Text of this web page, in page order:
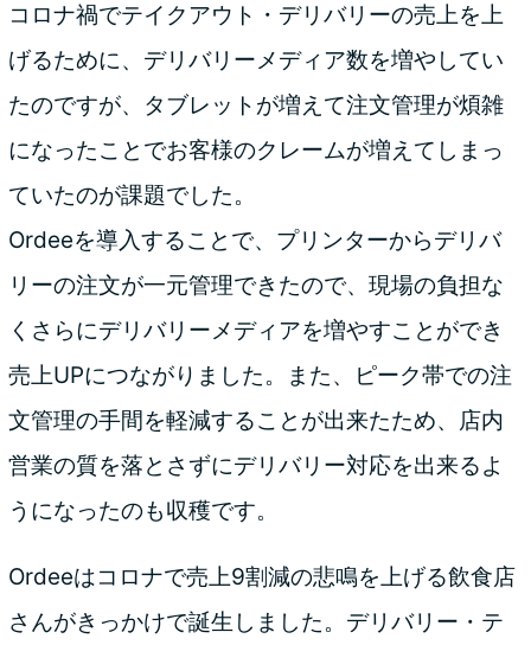
コロナ禍でテイクアウト・デリバリーの売上を上
げるために、デリバリーメディア数を増やしてい
たのですが、タブレットが増えて注文管理が煩雑
になったことでお客様のクレームが増えてしまっ
ていたのが課題でした。
Ordeeを導入することで、プリンターからデリバ
リーの注文が一元管理できたので、現場の負担な
くさらにデリバリーメディアを増やすことができ
売上UPにつながりました。また、ピーク帯での注
文管理の手間を軽減することが出来たため、店内
営業の質を落とさずにデリバリー対応を出来るよ
うになったのも収穫です。
Ordeeはコロナで売上9割減の悲鳴を上げる飲食店
さんがきっかけで誕生しました。デリバリー・テ